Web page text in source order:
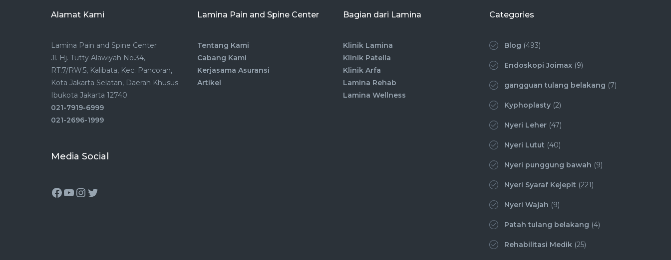
Alamat Kami
Lamina Pain and Spine Center
Jl. Hj. Tutty Alawiyah No.34,
RT.7/RW.5, Kalibata, Kec. Pancoran,
Kota Jakarta Selatan, Daerah Khusus
Ibukota Jakarta 12740
021-7919-6999
021-2696-1999
Media Social
Lamina Pain and Spine Center
Tentang Kami
Cabang Kami
Kerjasama Asuransi
Artikel
Bagian dari Lamina
Klinik Lamina
Klinik Patella
Klinik Arfa
Lamina Rehab
Lamina Wellness
Categories
Blog (493)
Endoskopi Joimax(9)
gangguan tulang belakang (7)
Kyphoplasty(2)
Nyeri Leher(47)
Nyeri Lutut (40)
Nyeri punggung bawah (9)
Nyeri Syaraf Kejepit (221)
Nyeri Wajah (9)
Patah tulang belakang (4)
Rehabilitasi Medik(25)